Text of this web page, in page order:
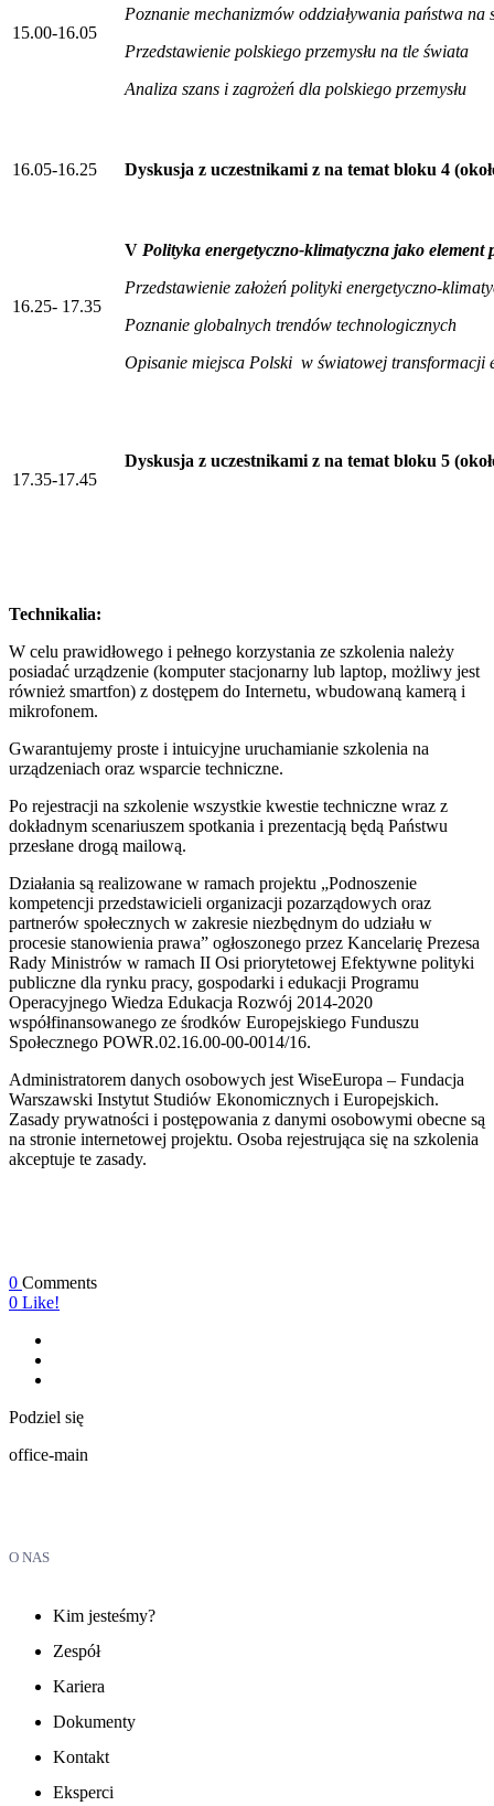
15.00-16.05
Poznanie mechanizmów oddziaływania państwa na
Przedstawienie polskiego przemysłu na tle świata
Analiza szans i zagrożeń dla polskiego przemysłu
16.05-16.25 Dyskusja z uczestnikami z na temat bloku 4
16.25- 17.35
V Polityka energetyczno-klimatyczna jako element
Przedstawienie założeń polityki energetyczno-
Poznanie globalnych trendów technologicznych
Opisanie miejsca Polski w światowej transformacji
17.35-17.45
Dyskusja z uczestnikami z na temat bloku 5
Technikalia:
W celu prawidłowego i pełnego korzystania ze szkolenia należy
posiadać urządzenie (komputer stacjonarny lub laptop, możliwy jest
również smartfon) z dostępem do Internetu, wbudowaną kamerą i
mikrofonem.
Gwarantujemy proste i intuicyjne uruchamianie szkolenia na
urządzeniach oraz wsparcie techniczne.
Po rejestracji na szkolenie wszystkie kwestie techniczne wraz z
dokładnym scenariuszem spotkania i prezentacją będą Państwu
przesłane drogą mailową.
Działania są realizowane w ramach projektu „Podnoszenie
kompetencji przedstawicieli organizacji pozarządowych oraz
partnerów społecznych w zakresie niezbędnym do udziału w
procesie stanowienia prawa” ogłoszonego przez Kancelarię Prezesa
Rady Ministrów w ramach II Osi priorytetowej Efektywne polityki
publiczne dla rynku pracy, gospodarki i edukacji Programu
Operacyjnego Wiedza Edukacja Rozwój 2014-2020
współfinansowanego ze środków Europejskiego Funduszu
Społecznego POWR.02.16.00-00-0014/16.
Administratorem danych osobowych jest WiseEuropa – Fundacja
Warszawski Instytut Studiów Ekonomicznych i Europejskich.
Zasady prywatności i postępowania z danymi osobowymi obecne są
na stronie internetowej projektu. Osoba rejestrująca się na szkolenia
akceptuje te zasady.
0 Comments
0 Like!
Podziel się
office-main
O NAS
Kim jesteśmy?
Zespół
Kariera
Dokumenty
Kontakt
Eksperci